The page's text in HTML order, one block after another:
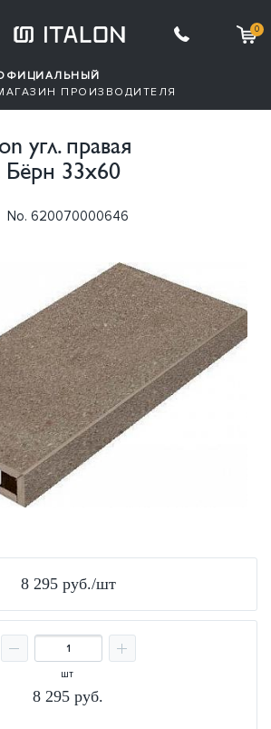
0
ПРОИЗВОДИТЕЛЯ
угл. правая
33х60
No. 620070000646
8 295 руб./шт
шт
8 295 руб.